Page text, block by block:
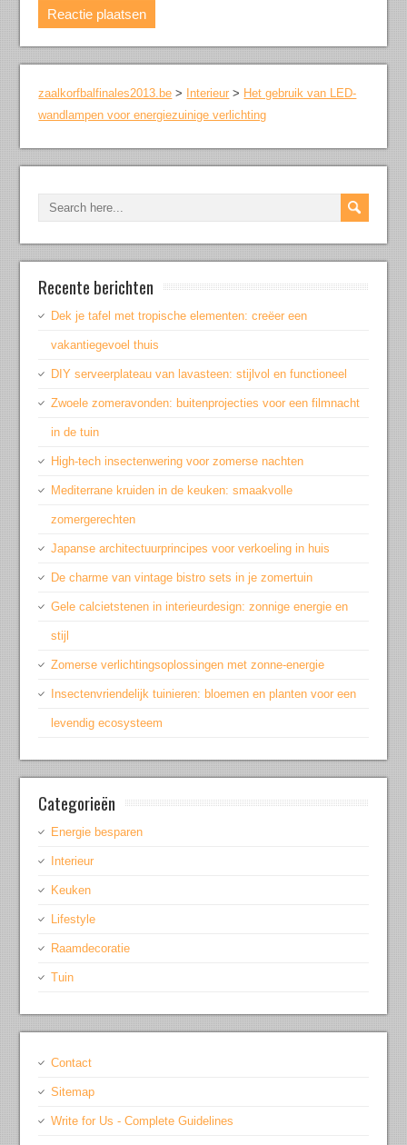
zaalkorfbalfinales2013.be > Interieur > Het gebruik van LED-
wandlampen voor energiezuinige verlichting
Recente berichten
Dek je tafel met tropische elementen: creëer een
vakantiegevoel thuis
DIY serveerplateau van lavasteen: stijlvol en functioneel
Zwoele zomeravonden: buitenprojecties voor een filmnacht
in de tuin
High-tech insectenwering voor zomerse nachten
Mediterrane kruiden in de keuken: smaakvolle
zomergerechten
Japanse architectuurprincipes voor verkoeling in huis
De charme van vintage bistro sets in je zomertuin
Gele calcietstenen in interieurdesign: zonnige energie en
stijl
Zomerse verlichtingsoplossingen met zonne-energie
Insectenvriendelijk tuinieren: bloemen en planten voor een
levendig ecosysteem
Categorieën
Energie besparen
Interieur
Keuken
Lifestyle
Raamdecoratie
Tuin
Contact
Sitemap
Write for Us - Complete Guidelines